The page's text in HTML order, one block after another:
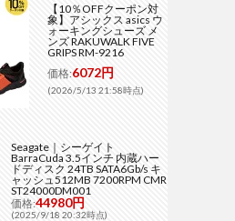
【10％OFFクーポン対
象】アシックス asics ウ
ォーキングシューズ メ
ンズ RAKUWALK FIVE
GRIPS RM-9216
価格:6072円
(2026/5/13 21:58時点)
Seagate｜シーゲイト
BarraCuda 3.5インチ 内蔵ハー
ドディスク 24TB SATA6Gb/s キ
ャッシュ512MB 7200RPM CMR
ST24000DM001
価格:44980円
(2025/9/18 20:32時点)